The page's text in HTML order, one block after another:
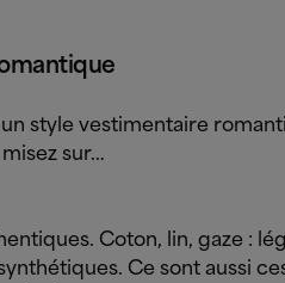
style vestimentaire
sur…
Coton, lin, gaze :
Ce sont aussi